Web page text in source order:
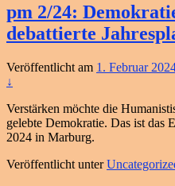
pm 2/24:
debattierte
Veröffentlicht am 1. Februar
↓
Verstärken möchte die
gelebte Demokratie. Das ist das
2024 in Marburg.
Veröffentlicht unter